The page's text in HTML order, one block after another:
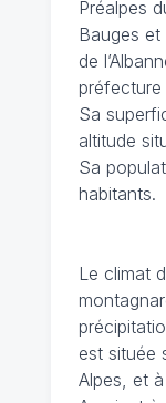
Préalpes
Bauges
de
Sa
altitude
Sa
habitants.
Le climat
est située
Alpes, et